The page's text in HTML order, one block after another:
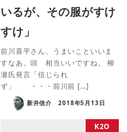
いるが、その服がすけ
すけ」
前川喜平さん、うまいこといいま
すなあ。頭 相当いいですね。 柳
瀬氏発言「信じられ
ず」 ・・・前川前 […]
新井信介 2018年5月13日
K2O